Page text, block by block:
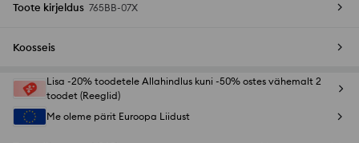
Toote kirjeldus 765BB-07X
Koosseis
Lisa -20% toodetele Allahindlus kuni -50% ostes vähemalt 2
toodet (Reeglid)
Me oleme pärit Euroopa Liidust